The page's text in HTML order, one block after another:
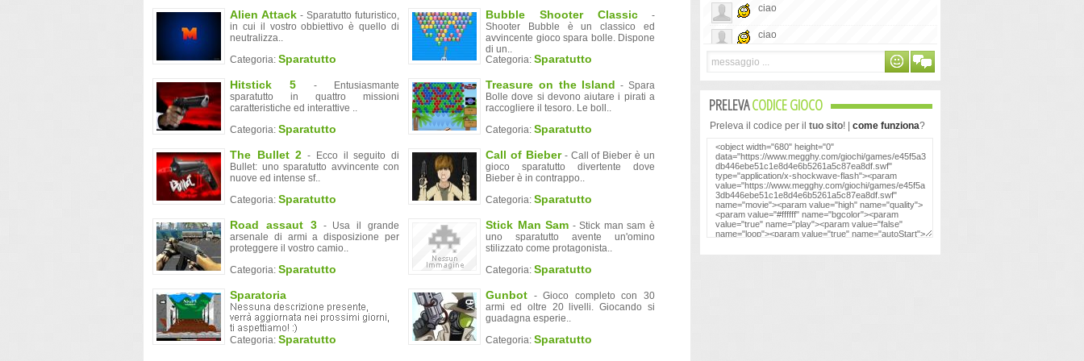
ciao
ciao
chat al contrario... e be
buon giorno
non ho capito se è un vero multiplayer o
meno
non ho capito se è un vero multiplayer o
meno
ma contro chi si gioca?
PRELEVACODICE GIOCO
Preleva il codice per il tuo sito! | come funziona?
Alien Attack - Sparatutto futuristico,
in cui il vostro obbiettivo è quello di
neutralizza..
Categoria: Sparatutto
Bubble Shooter Classic -
Shooter Bubble è un classico ed
avvincente gioco spara bolle. Dispone
di un..
Categoria: Sparatutto
Hitstick 5 - Entusiasmante
sparatutto in quattro missioni
caratteristiche ed interattive ..
Categoria: Sparatutto
Treasure on the Island - Spara
Bolle dove si devono aiutare i pirati a
raccogliere il tesoro. Le boll..
Categoria: Sparatutto
The Bullet 2 - Ecco il seguito di
Bullet: uno sparatutto avvincente con
nuove ed intense sf..
Categoria: Sparatutto
Call of Bieber- Call of Bieber è un
gioco sparatutto divertente dove
Bieber è in contrappo..
Categoria: Sparatutto
Road assaut 3- Usa il grande
arsenale di armi a disposizione per
proteggere il vostro camio..
Categoria: Sparatutto
Stick Man Sam - Stick man sam è
uno sparatutto avente un'omino
stilizzato come protagonista..
Categoria: Sparatutto
Sparatoria
Categoria: Sparatutto
Gunbot - Gioco completo con 30
armi ed oltre 20 livelli. Giocando si
guadagna esperie..
Categoria: Sparatutto